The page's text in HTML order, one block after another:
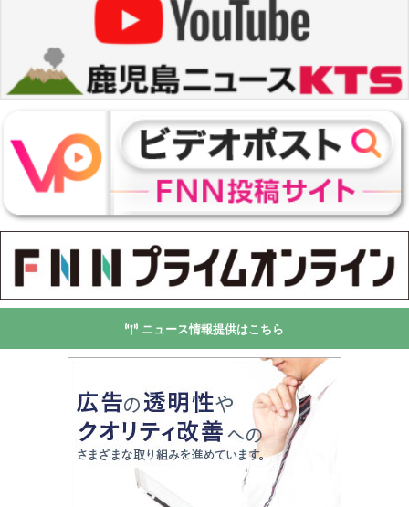
ニュース情報提供はこちら